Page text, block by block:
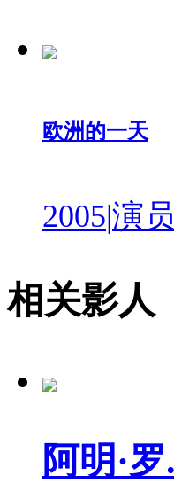
欧洲的一天
2005|演
相关影人
阿明·罗